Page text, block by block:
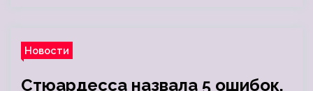
Новости
Стюардесса назвала 5 ошибок,